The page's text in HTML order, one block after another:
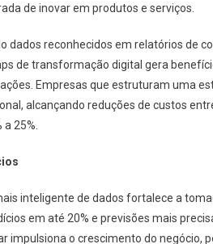
de inovar em produtos e serviços.
dados reconhecidos em relatórios de
de transformação digital gera
Empresas que estruturam uma
alcançando reduções de custos
25%.
inteligente de dados fortalece a
em até 20% e previsões mais
impulsiona o crescimento do negócio,